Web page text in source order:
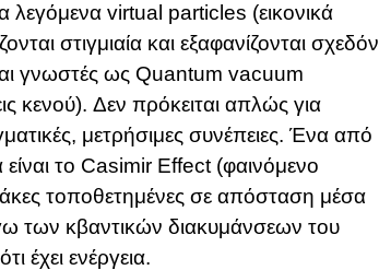
λεγόμενα virtual particles (εικονικά
στιγμιαία και εξαφανίζονται σχεδόν
γνωστές ως Quantum vacuum
κενού). Δεν πρόκειται απλώς για
μετρήσιμες συνέπειες. Ένα από
το Casimir Effect (φαινόμενο
τοποθετημένες σε απόσταση μέσα
των κβαντικών διακυμάνσεων του
έχει ενέργεια.